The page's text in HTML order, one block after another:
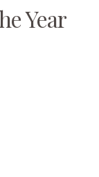
Year